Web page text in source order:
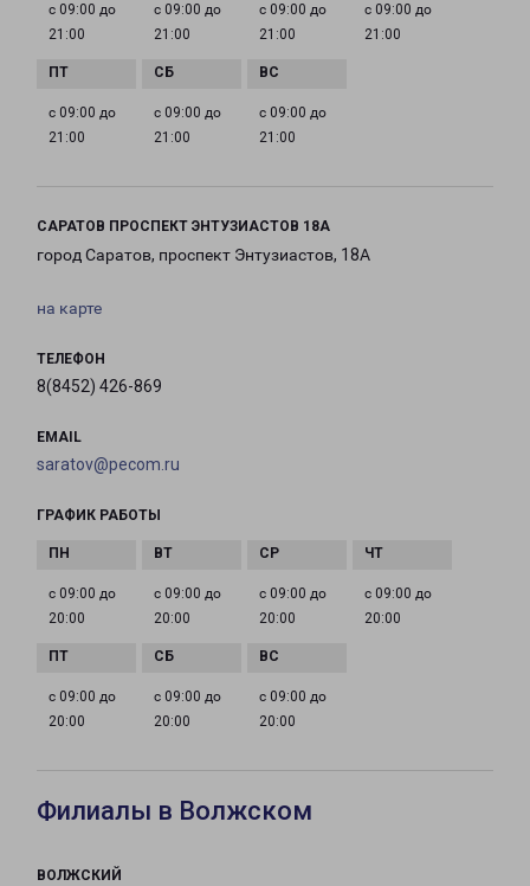
с 09:00 до
21:00
с 09:00 до
21:00
с 09:00 до
21:00
с 09:00 до
21:00
с 09:00 до
21:00
с 09:00 до
21:00
с 09:00 до
21:00
САРАТОВ ПРОСПЕКТ ЭНТУЗИАСТОВ 18А
город Саратов, проспект Энтузиастов, 18А
на карте
ТЕЛЕФОН
8(8452) 426-869
EMAIL
saratov@pecom.ru
ГРАФИК РАБОТЫ
с 09:00 до
20:00
с 09:00 до
20:00
с 09:00 до
20:00
с 09:00 до
20:00
с 09:00 до
20:00
с 09:00 до
20:00
с 09:00 до
20:00
Филиалы в Волжском
ВОЛЖСКИЙ